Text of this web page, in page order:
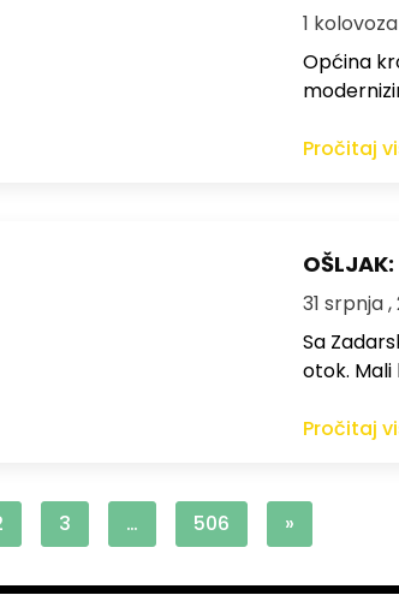
1
Općina
Pročitaj
31 srpnja ,
Sa
otok. Mali
Pročitaj
3 … 506 »